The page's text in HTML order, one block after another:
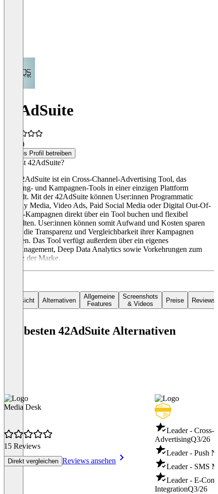
42AdSuite
(4)
Dieses Profil betreiben
Was ist 42AdSuite?
Die 42AdSuite ist ein Cross-Channel-Advertising Tool, das
Booking- und Kampagnen-Tools in einer einzigen Plattform
bündelt. Mit der 42AdSuite können User:innen Programmatic
Display Media, Video Ads, Paid Social Media oder Digital Out-Of-
Home-Kampagnen direkt über ein Tool buchen und flexibel
verwalten. User:innen können somit Aufwand und Kosten sparen
sowie die Transparenz und Vergleichbarkeit ihrer Kampagnen
erhöhen. Das Tool verfügt außerdem über ein eigenes
AdManagement, Deep Data Analytics sowie Vorkehrungen zum
Schutz der Marke.
Übersicht Alternativen
Allgemeine
Features
Screenshots
& Videos
Preise Reviews
Die besten 42AdSuite Alternativen
Media Desk
15 Reviews
Direkt vergleichen Reviews ansehen
Leader - Cross-
AdvertisingQ3/26
Leader - Push
Leader - SMS
Leader - E-
IntegrationQ3/26